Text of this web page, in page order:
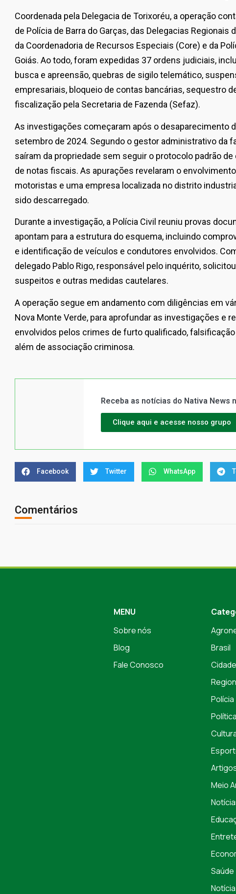
Coordenada pela Delegacia de Torixoréu, a operação
de Polícia de Barra do Garças, das Delegacias Regionais
da Coordenadoria de Recursos Especiais (Core) e da
Goiás. Ao todo, foram expedidas 37 ordens judiciais,
busca e apreensão, quebras de sigilo telemático,
empresariais, bloqueio de contas bancárias, sequestro
fiscalização pela Secretaria de Fazenda (Sefaz).
As investigações começaram após o desaparecimento
setembro de 2024. Segundo o gestor administrativo da
saíram da propriedade sem seguir o protocolo padrão
de notas fiscais. As apurações revelaram o
motoristas e uma empresa localizada no distrito
sido descarregado.
Durante a investigação, a Polícia Civil reuniu provas
apontam para a estrutura do esquema, incluindo
e identificação de veículos e condutores envolvidos.
delegado Pablo Rigo, responsável pelo inquérito,
suspeitos e outras medidas cautelares.
A operação segue em andamento com diligências em
Nova Monte Verde, para aprofundar as investigações e
envolvidos pelos crimes de furto qualificado,
além de associação criminosa.
Receba as notícias do Nativa News
Clique aqui e acesse nosso grupo
Facebook Twitter WhatsApp
Comentários
MENU
Sobre nós
Blog
Fale Conosco
Brasil
Cidade
Polícia
Política
Meio
Saúde